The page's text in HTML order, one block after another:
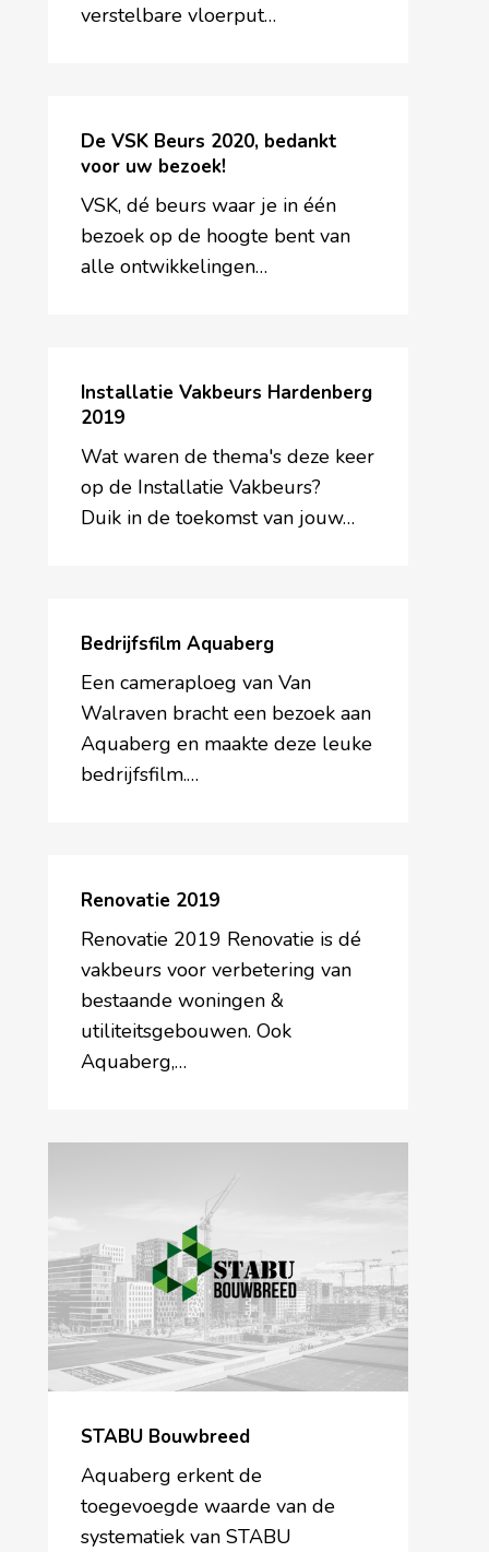
verstelbare vloerput…
VSK
Beurs
2020,
bedankt
voor
De VSK Beurs 2020, bedankt
voor uw bezoek!
VSK, dé beurs waar je in één
bezoek op de hoogte bent van
alle ontwikkelingen…
Vakbeurs
Hardenberg
2019
Installatie Vakbeurs Hardenberg
2019
Wat waren de thema's deze keer
op de Installatie Vakbeurs? ​
Duik in de toekomst van jouw…
Aquaberg
Bedrijfsfilm Aquaberg
Een cameraploeg van Van
Walraven bracht een bezoek aan
Aquaberg en maakte deze leuke
bedrijfsfilm.…
2019Renovatie 2019
Renovatie 2019 Renovatie is dé
vakbeurs voor verbetering van
bestaande woningen &
utiliteitsgebouwen. Ook
Aquaberg,…
STABU Bouwbreed
Aquaberg erkent de
toegevoegde waarde van de
systematiek van STABU